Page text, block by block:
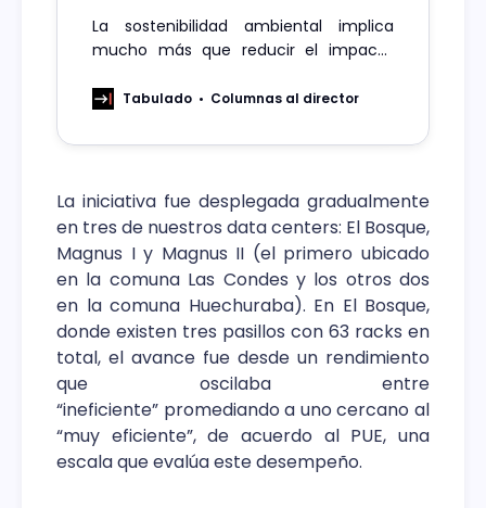
La sostenibilidad ambiental implica
mucho más que reducir el impacto
por la resiliencia para afrontar los
Tabulado Columnas al director
La iniciativa fue desplegada gradualmente
en tres de nuestros data centers: El Bosque,
Magnus I y Magnus II (el primero ubicado
en la comuna Las Condes y los otros dos
en la comuna Huechuraba). En El Bosque,
donde existen tres pasillos con 63 racks en
total, el avance fue desde un rendimiento
que oscilaba entre
“ineficiente” promediando a uno cercano al
“muy eficiente”, de acuerdo al PUE, una
escala que evalúa este desempeño.